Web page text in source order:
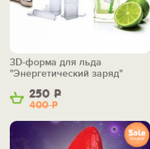
250 Р
400Р
3D-форма для льда
"Энергетический заряд"